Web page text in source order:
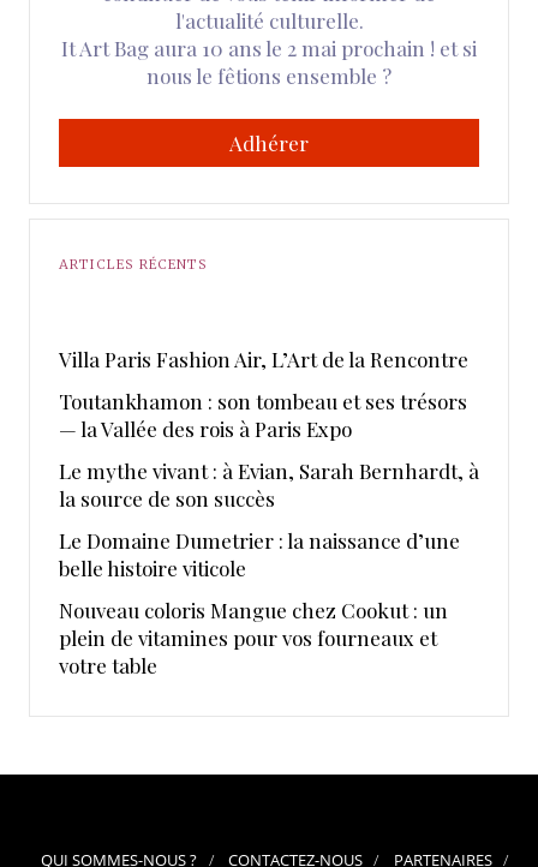
l'actualité culturelle.
It Art Bag aura 10 ans le 2 mai prochain ! et si
nous le fêtions ensemble ?
Adhérer
ARTICLES RÉCENTS
​Villa Paris Fashion Air, ​L’Art de la Rencontre
Toutankhamon : son tombeau et ses trésors
— la Vallée des rois à Paris Expo
Le mythe vivant : à Evian, Sarah Bernhardt, à
la source de son succès
Le Domaine Dumetrier : la naissance d’une
belle histoire viticole
Nouveau coloris Mangue chez Cookut : un
plein de vitamines pour vos fourneaux et
votre table
QUI SOMMES-NOUS ? CONTACTEZ-NOUS PARTENAIRES